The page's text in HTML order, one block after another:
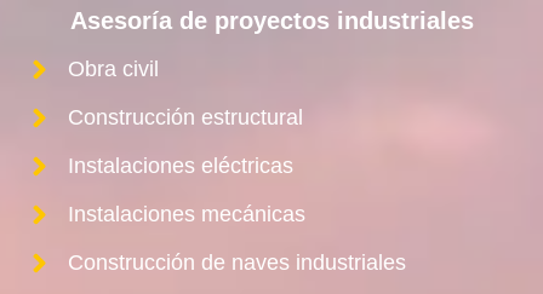
Asesoría de proyectos industriales
Obra civil
Construcción estructural
Instalaciones eléctricas
Instalaciones mecánicas
Construcción de naves industriales